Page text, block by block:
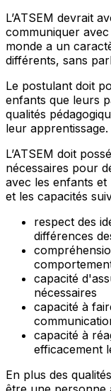
L’ATSEM devrait
communiquer
monde a un
différents, sans
Le postulant doit
enfants que leurs
qualités
leur apprentissage.
L’ATSEM doit
nécessaires pour
avec les enfants et
et les capacités
respect des
différences
capacité
nécessaires
capacité à
capacité à
efficacement
En plus des